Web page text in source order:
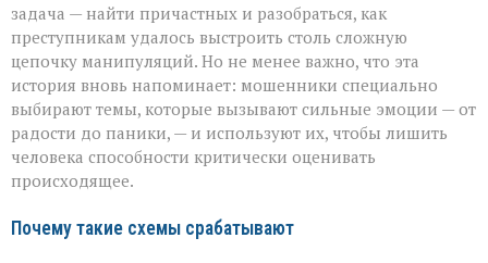
задача — найти причастных и разобраться, как
преступникам удалось выстроить столь сложную
цепочку манипуляций. Но не менее важно, что эта
история вновь напоминает: мошенники специально
выбирают темы, которые вызывают сильные эмоции — от
радости до паники, — и используют их, чтобы лишить
человека способности критически оценивать
происходящее.
Почему такие схемы срабатывают